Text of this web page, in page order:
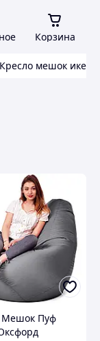
Корзина
Кресло мешок икеа
Мешок Пуф